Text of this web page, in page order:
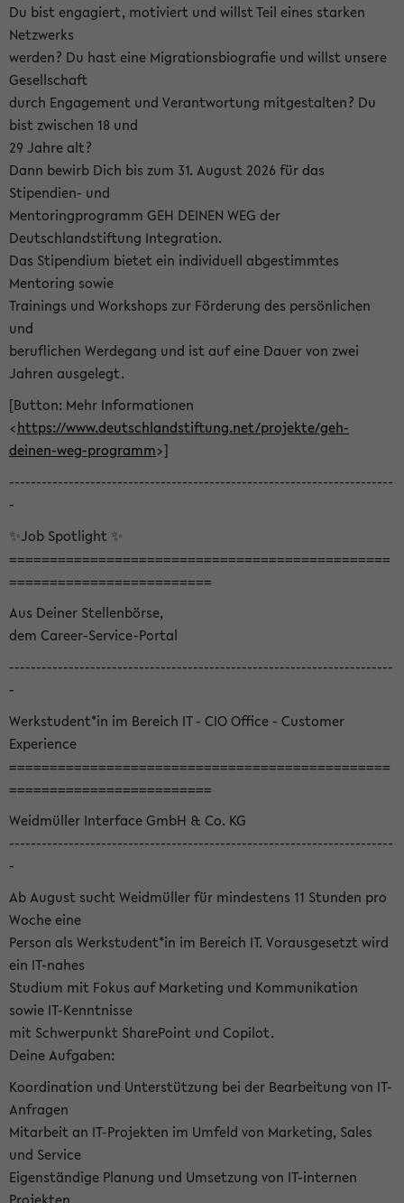
Du bist engagiert, motiviert und willst Teil eines starken
Netzwerks
werden? Du hast eine Migrationsbiografie und willst unsere
Gesellschaft
durch Engagement und Verantwortung mitgestalten? Du
bist zwischen 18 und
29 Jahre alt?
Dann bewirb Dich bis zum 31. August 2026 für das
Stipendien- und
Mentoringprogramm GEH DEINEN WEG der
Deutschlandstiftung Integration.
Das Stipendium bietet ein individuell abgestimmtes
Mentoring sowie
Trainings und Workshops zur Förderung des persönlichen
und
beruflichen Werdegang und ist auf eine Dauer von zwei
Jahren ausgelegt.
[Button: Mehr Informationen
<https://www.deutschlandstiftung.net/projekte/geh-
deinen-weg-programm>]
-----------------------------------------------------------------------
-
✨Job Spotlight ✨
===============================================
=========================
Aus Deiner Stellenbörse,
dem Career-Service-Portal
-----------------------------------------------------------------------
-
Werkstudent*in im Bereich IT - CIO Office - Customer
Experience
===============================================
=========================
Weidmüller Interface GmbH & Co. KG
-----------------------------------------------------------------------
-
Ab August sucht Weidmüller für mindestens 11 Stunden pro
Woche eine
Person als Werkstudent*in im Bereich IT. Vorausgesetzt wird
ein IT-nahes
Studium mit Fokus auf Marketing und Kommunikation
sowie IT-Kenntnisse
mit Schwerpunkt SharePoint und Copilot.
Deine Aufgaben:
Koordination und Unterstützung bei der Bearbeitung von IT-
Anfragen
Mitarbeit an IT-Projekten im Umfeld von Marketing, Sales
und Service
Eigenständige Planung und Umsetzung von IT-internen